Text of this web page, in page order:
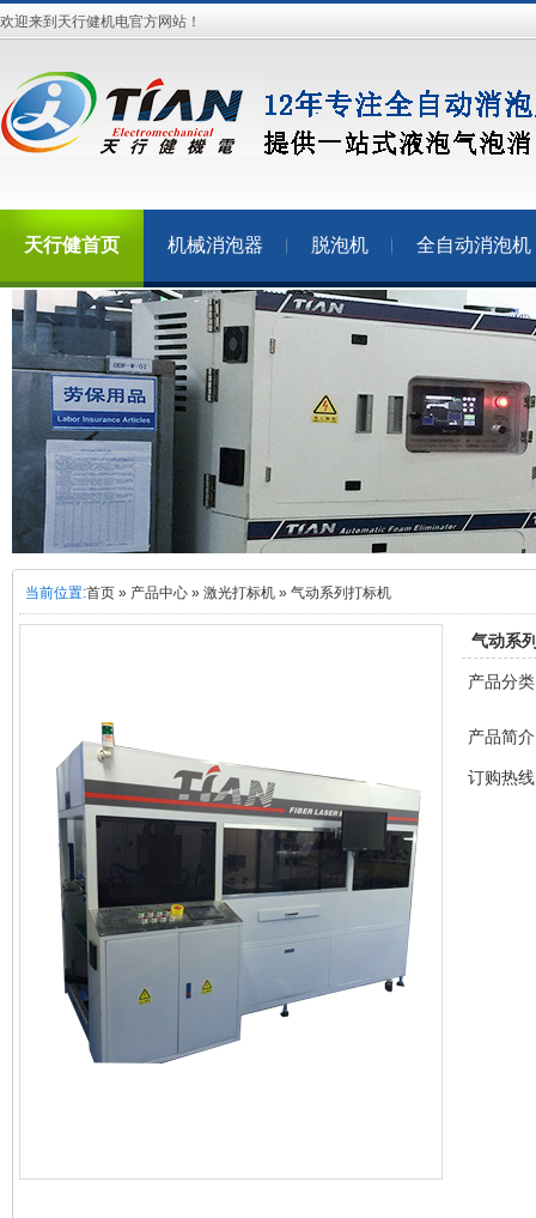
欢迎来到天行健机电官方网站！
天行健首页 机械消泡器 脱泡机 全自动消泡机
当前位置:首页 » 产品中心 » 激光打标机 » 气动系列打标机
气动系
产品分
产品简
订购热